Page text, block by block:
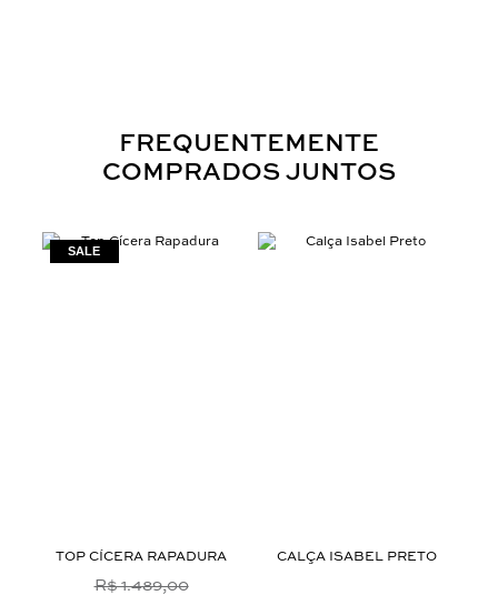
FREQUENTEMENTE
COMPRADOS JUNTOS
TOP CÍCERA RAPADURA
R$ 1.489,00
CALÇA ISABEL PRETO